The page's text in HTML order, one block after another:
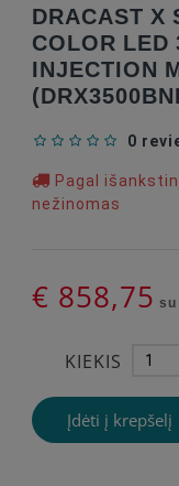
DRACAST X
COLOR LED
INJECTION
0
Pagal
nežinomas
€ 858,75
KIEKIS
Įdėti į krepšelį